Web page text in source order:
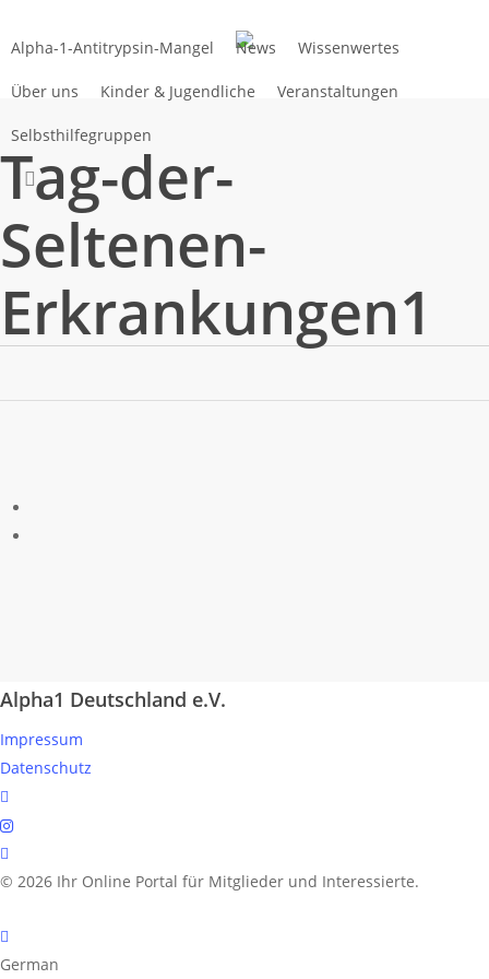
Hauptinhalt
Alpha-1-Antitrypsin-Mangel News Wissenwertes
Über uns Kinder & Jugendliche Veranstaltungen
Selbsthilfegruppen
suchen
Tag-der-
Seltenen-
Erkrankungen1
Alpha1 Deutschland e.V.
Impressum
Datenschutz
linkedin
instagram
spotify
© 2026 Ihr Online Portal für Mitglieder und Interessierte.
German